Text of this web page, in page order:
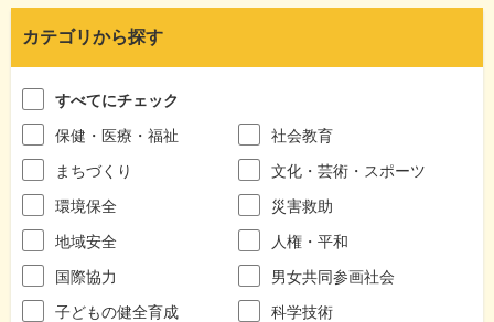
カテゴリから探す
すべてにチェック
保健・医療・福祉
社会教育
まちづくり
文化・芸術・スポーツ
環境保全
災害救助
地域安全
人権・平和
国際協力
男女共同参画社会
子どもの健全育成
科学技術